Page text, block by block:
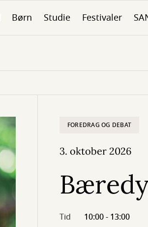
Børn Studie Festivaler
FOREDRAG OG DEBAT
3. oktober 2026
Tid
10:00 - 13:00